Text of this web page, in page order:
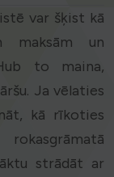
var šķist kā
maksām un
to maina,
Ja vēlaties
kā rīkoties
strādāt ar